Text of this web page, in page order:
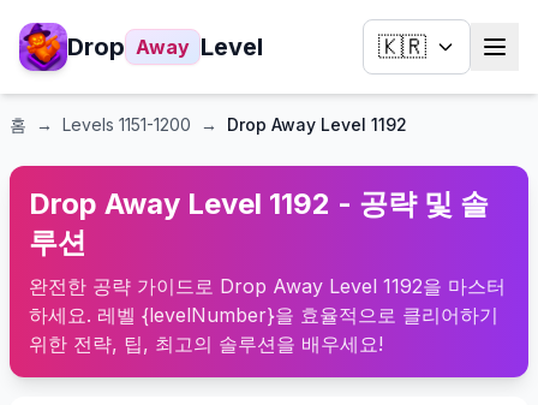
Drop Away Level 🇰🇷
홈 → Levels 1151-1200 → Drop Away Level 1192
Drop Away Level 1192 - 공략 및 솔
루션
완전한 공략 가이드로 Drop Away Level 1192을 마스터
하세요. 레벨 {levelNumber}을 효율적으로 클리어하기
위한 전략, 팁, 최고의 솔루션을 배우세요!